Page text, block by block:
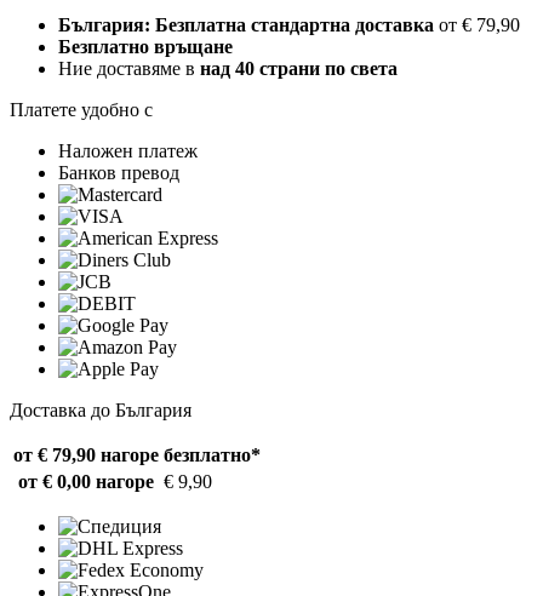
България: Безплатна стандартна доставка от € 79,90
Безплатно връщане
Ние доставяме в над 40 страни по света
Платете удобно с
Наложен платеж
Банков превод
Доставка до България
от € 79,90 нагоре безплатно*
от € 0,00 нагоре € 9,90